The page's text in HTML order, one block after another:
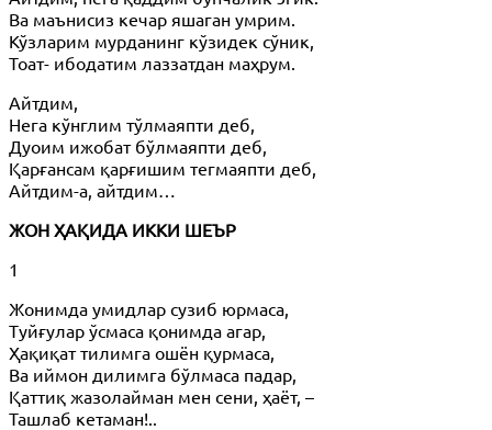
Ва маънисиз кечар яшаган умрим.
Кўзларим мурданинг кўзидек сўник,
Тоат- ибодатим лаззатдан маҳрум.
Айтдим,
Нега кўнглим тўлмаяпти деб,
Дуоим ижобат бўлмаяпти деб,
Қарғансам қарғишим тегмаяпти деб,
Айтдим-а, айтдим…
ЖОН ҲАҚИДА ИККИ ШЕЪР
1
Жонимда умидлар сузиб юрмаса,
Туйғулар ўсмаса қонимда агар,
Ҳақиқат тилимга ошён қурмаса,
Ва иймон дилимга бўлмаса падар,
Қаттиқ жазолайман мен сени, ҳаёт, –
Ташлаб кетаман!..